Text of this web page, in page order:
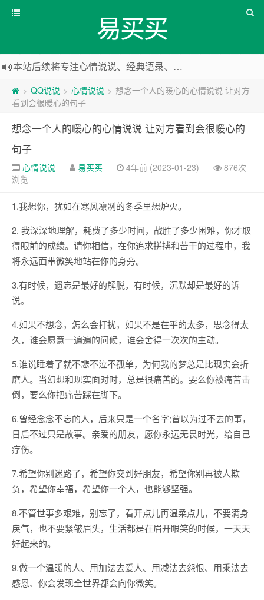
易买买
本站后续将专注心情说说、经典语录、心情随笔等
本站改版，下架友情链接
> QQ说说 > 心情说说 > 想念一个人的暖心的心情说说 让对方
看到会很暖心的句子
想念一个人的暖心的心情说说 让对方看到会很暖心的
句子
心情说说 易买买 4年前 (2023-01-23)
876次
浏览
1.我想你，犹如在寒风凛冽的冬季里想炉火。
2. 我深深地理解，耗费了多少时间，战胜了多少困难，你才取
得眼前的成绩。请你相信，在你追求拼搏和苦干的过程中，我
将永远面带微笑地站在你的身旁。
3.有时候，遗忘是最好的解脱，有时候，沉默却是最好的诉
说。
4.如果不想念，怎么会打扰，如果不是在乎的太多，思念得太
久，谁会愿意一遍遍的问候，谁会舍得一次次的主动。
5.谁说睡着了就不悲不泣不孤单，为何我的梦总是比现实会折
磨人。当幻想和现实面对时，总是很痛苦的。要么你被痛苦击
倒，要么你把痛苦踩在脚下。
6.曾经念念不忘的人，后来只是一个名字;曾以为过不去的事，
日后不过只是故事。亲爱的朋友，愿你永远无畏时光，给自己
疗伤。
7.希望你别迷路了，希望你交到好朋友，希望你别再被人欺
负，希望你幸福，希望你一个人，也能够坚强。
8.不管世事多艰难，别忘了，看开点儿再温柔点儿，不要满身
戾气，也不要紧皱眉头，生活都是在眉开眼笑的时候，一天天
好起来的。
9.做一个温暖的人、用加法去爱人、用减法去怨恨、用乘法去
感恩、你会发现全世界都会向你微笑。